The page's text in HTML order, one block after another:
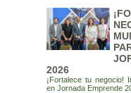
2026
¡Fortalece tu negocio!
en Jornada Emprende